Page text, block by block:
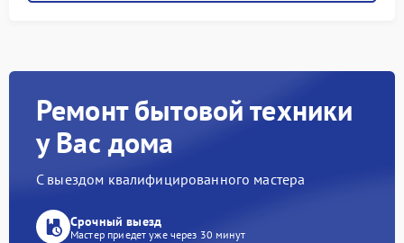
Ремонт бытовой техники
у Вас дома
С выездом квалифицированного мастера
Срочный выезд
Мастер приедет уже через 30 минут